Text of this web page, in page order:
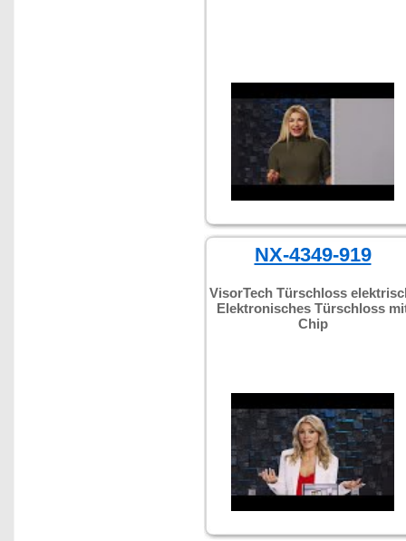
NX-4349-919
VisorTech Türschloss
Elektronisches Türschloss
Chip